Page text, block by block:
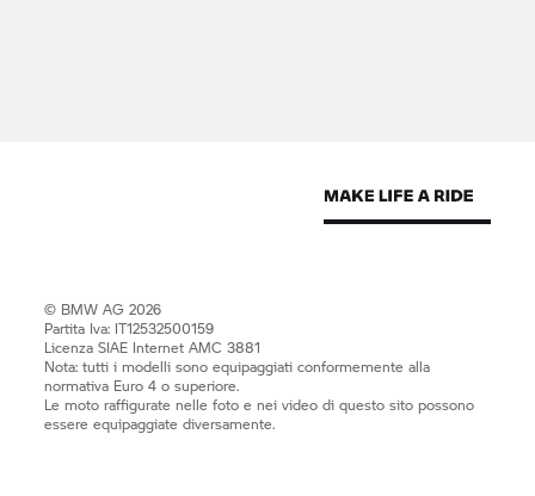
© BMW AG 2026
Partita Iva: IT12532500159
Licenza SIAE Internet AMC 3881
Nota: tutti i modelli sono equipaggiati conformemente alla
normativa Euro 4 o superiore.
Le moto raffigurate nelle foto e nei video di questo sito possono
essere equipaggiate diversamente.